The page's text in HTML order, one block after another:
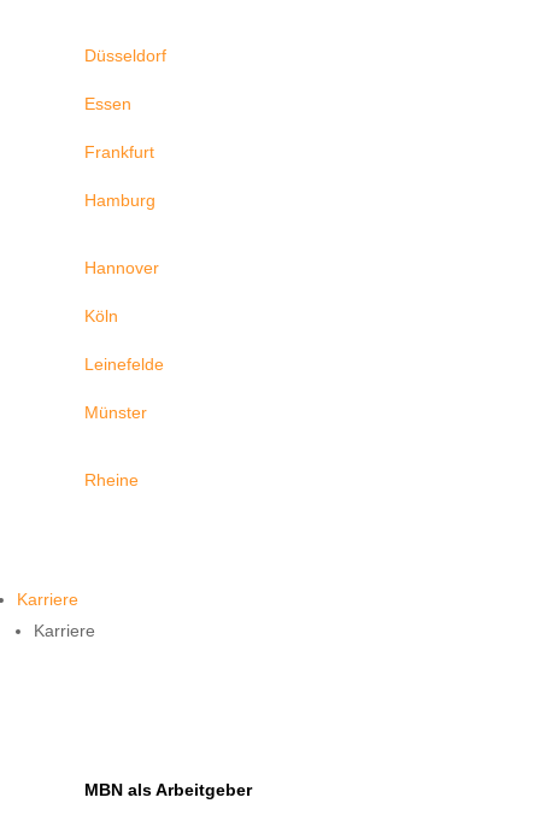
Düsseldorf
Essen
Frankfurt
Hamburg
Hannover
Köln
Leinefelde
Münster
Rheine
Karriere
Karriere
MBN als Arbeitgeber